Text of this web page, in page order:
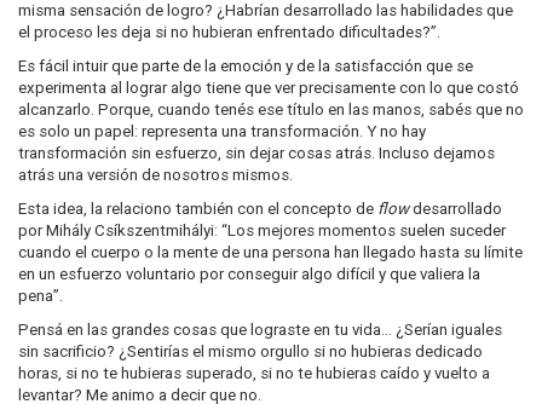
misma sensación de logro? ¿Habrían desarrollado las habilidades que
el proceso les deja si no hubieran enfrentado dificultades?”.
Es fácil intuir que parte de la emoción y de la satisfacción que se
experimenta al lograr algo tiene que ver precisamente con lo que costó
alcanzarlo. Porque, cuando tenés ese título en las manos, sabés que no
es solo un papel: representa una transformación. Y no hay
transformación sin esfuerzo, sin dejar cosas atrás. Incluso dejamos
atrás una versión de nosotros mismos.
Esta idea, la relaciono también con el concepto de flowdesarrollado
por Mihály Csíkszentmihályi: “Los mejores momentos suelen suceder
cuando el cuerpo o la mente de una persona han llegado hasta su límite
en un esfuerzo voluntario por conseguir algo difícil y que valiera la
pena”.
Pensá en las grandes cosas que lograste en tu vida… ¿Serían iguales
sin sacrificio? ¿Sentirías el mismo orgullo si no hubieras dedicado
horas, si no te hubieras superado, si no te hubieras caído y vuelto a
levantar? Me animo a decir que no.